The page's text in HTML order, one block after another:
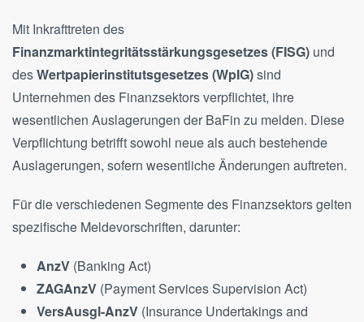
Mit Inkrafttreten des
Finanzmarktintegritätsstärkungsgesetzes (FISG) und
desWertpapierinstitutsgesetzes (WpIG)sind
Unternehmen des Finanzsektors verpflichtet, ihre
wesentlichen Auslagerungen der BaFin zu melden. Diese
Verpflichtung betrifft sowohl neue als auch bestehende
Auslagerungen, sofern wesentliche Änderungen auftreten.
Für die verschiedenen Segmente des Finanzsektors gelten
spezifische Meldevorschriften, darunter:
AnzV (Banking Act)
ZAGAnzV (Payment Services Supervision Act)
VersAusgl-AnzV (Insurance Undertakings and